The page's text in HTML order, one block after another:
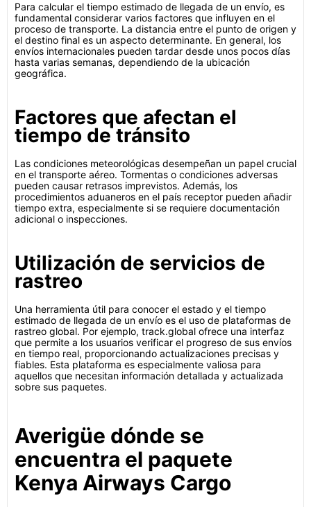
Para calcular el tiempo estimado de llegada de un envío, es
fundamental considerar varios factores que influyen en el
proceso de transporte. La distancia entre el punto de origen y
el destino final es un aspecto determinante. En general, los
envíos internacionales pueden tardar desde unos pocos días
hasta varias semanas, dependiendo de la ubicación
geográfica.
Factores que afectan el
tiempo de tránsito
Las condiciones meteorológicas desempeñan un papel crucial
en el transporte aéreo. Tormentas o condiciones adversas
pueden causar retrasos imprevistos. Además, los
procedimientos aduaneros en el país receptor pueden añadir
tiempo extra, especialmente si se requiere documentación
adicional o inspecciones.
Utilización de servicios de
rastreo
Una herramienta útil para conocer el estado y el tiempo
estimado de llegada de un envío es el uso de plataformas de
rastreo global. Por ejemplo, track.global ofrece una interfaz
que permite a los usuarios verificar el progreso de sus envíos
en tiempo real, proporcionando actualizaciones precisas y
fiables. Esta plataforma es especialmente valiosa para
aquellos que necesitan información detallada y actualizada
sobre sus paquetes.
Averigüe dónde se
encuentra el paquete
Kenya Airways Cargo